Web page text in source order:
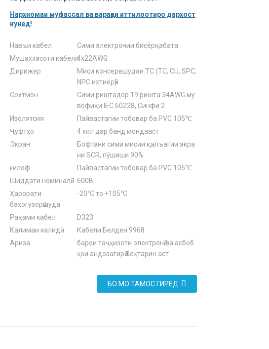
Нархномаи муфассал ва варақаи иттилоотиро дархост
кунед!
Навъи кабел
Сими электронии бисёрқабата
Мушаххасоти кабелӣ 4x22AWG
Дирижер
Миси консервшудаи TC (TC, CU, SPC,
NPC ихтиёрӣ)
Сохтмон
Сими риштадор 19 ришта 34AWG му
вофиқи IEC 60228, Синфи 2
Изолятсия
Пайвастагии тобовар ба PVC 105℃
Ҷуфтҳо
4 хол дар банд мондааст
Экран
Бофтани сими мисии қалъагии экра
ни SCR, пӯшиши 90%
ғилоф
Пайвастагии тобовар ба PVC 105℃
Шиддати номиналӣ
600В
Ҳарорати
баҳогузорӣшуда
-20°C то +105°C
Рақами кабел
D323
Калимаи калидӣ
Кабели Белден 9968
Ариза
барои таҷҳизоти электронӣ ва асбоб
ҳои андозагирӣ беҳтарин аст.
БО МО ТАМОС ГИРЕД